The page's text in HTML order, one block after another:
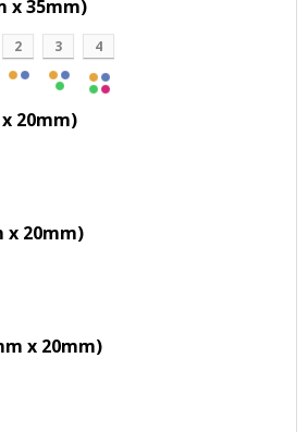
x 35mm)
2 3 4
20mm)
x 20mm)
x 20mm)